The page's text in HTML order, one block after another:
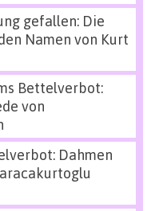
gefallen: Die
Namen von Kurt
Bettelverbot:
von
Dahmen